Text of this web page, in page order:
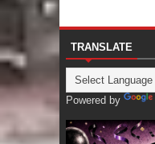
TRANSLATE
Powered by